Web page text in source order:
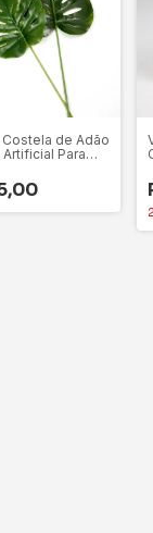
Costela de Adão
Para
2